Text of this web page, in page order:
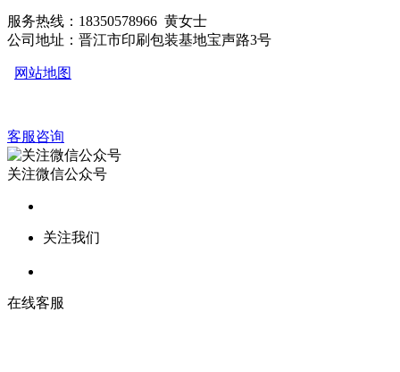
服务热线：18350578966 黄女士
公司地址：晋江市印刷包装基地宝声路3号
网站地图
客服咨询
关注微信公众号
关注我们
在线客服